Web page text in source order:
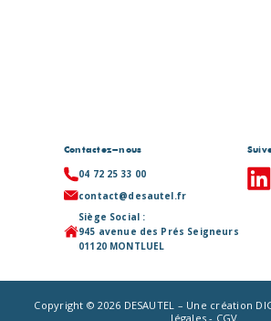
Contactez-nous
04 72 25 33 00
contact@desautel.fr
Siège Social :
945 avenue des Prés Seigneurs
01120 MONTLUEL
Copyright © 2026 DESAUTEL – Une création
légales - CGV